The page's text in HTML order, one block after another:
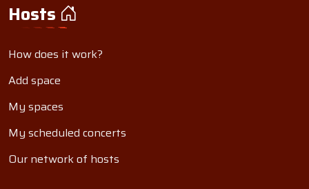
Hosts
How does it work?
Add space
My spaces
My scheduled concerts
Our network of hosts